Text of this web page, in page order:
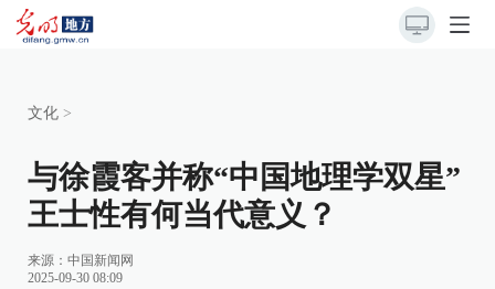
文化 >
与徐霞客并称“中国地理学双星”
王士性有何当代意义？
来源： 中国新闻网
2025-09-30 08:09